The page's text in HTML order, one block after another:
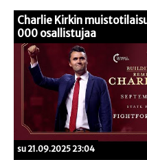
Charlie Kirkin
000 osallistujaa
su 21.09.2025 23:04